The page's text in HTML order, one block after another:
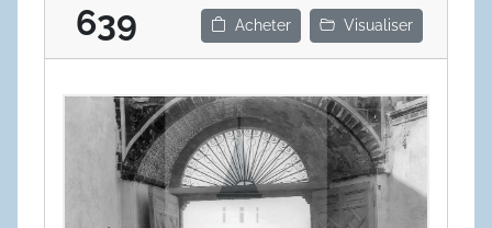
639 Acheter Visualiser